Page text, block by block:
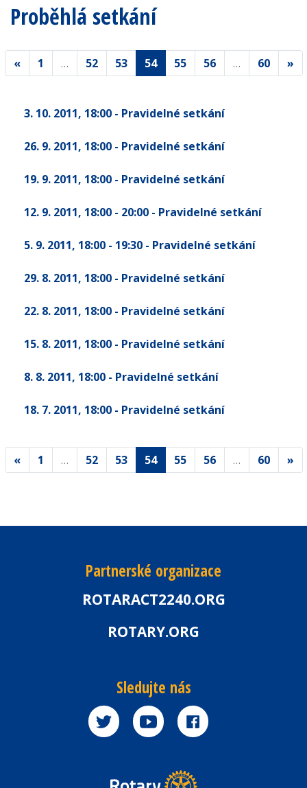
Proběhlá setkání
« 1 … 52 53 54 55 56 … 60 »
3. 10. 2011, 18:00 - Pravidelné setkání
26. 9. 2011, 18:00 - Pravidelné setkání
19. 9. 2011, 18:00 - Pravidelné setkání
12. 9. 2011, 18:00 - 20:00 - Pravidelné setkání
5. 9. 2011, 18:00 - 19:30 - Pravidelné setkání
29. 8. 2011, 18:00 - Pravidelné setkání
22. 8. 2011, 18:00 - Pravidelné setkání
15. 8. 2011, 18:00 - Pravidelné setkání
8. 8. 2011, 18:00 - Pravidelné setkání
18. 7. 2011, 18:00 - Pravidelné setkání
« 1 … 52 53 54 55 56 … 60 »
Partnerské organizace
ROTARACT2240.ORG
ROTARY.ORG
Sledujte nás